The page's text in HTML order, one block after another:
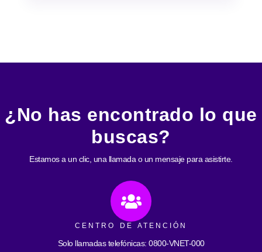
¿No has encontrado lo que
buscas?
Estamos a un clic, una llamada o un mensaje para asistirte.
CENTRO DE ATENCIÓN
Solo llamadas telefónicas: 0800-VNET-000